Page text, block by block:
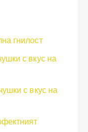
гнилост
с вкус на
с вкус на